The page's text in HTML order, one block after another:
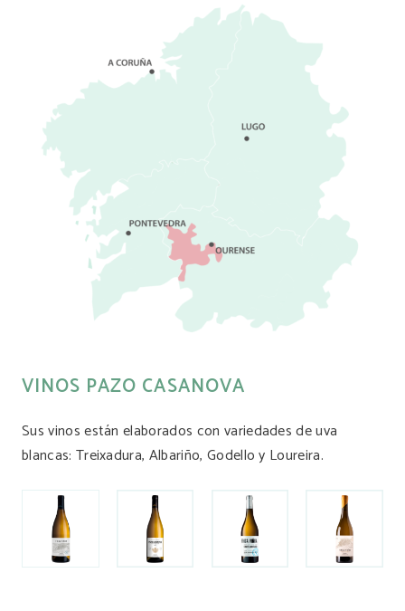
VINOS PAZO CASANOVA
Sus vinos están elaborados con variedades de uva
blancas: Treixadura, Albariño, Godello y Loureira.